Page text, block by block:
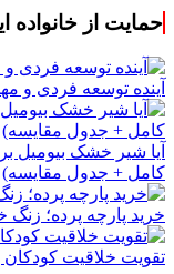
حمایت از خانواده
آینده توسعه فردی و
آیا شیر خشک بیومیل
کامل + جدول مقایسه)
خرید پارچه پرده؛
تقویت خلاقیت کودکان